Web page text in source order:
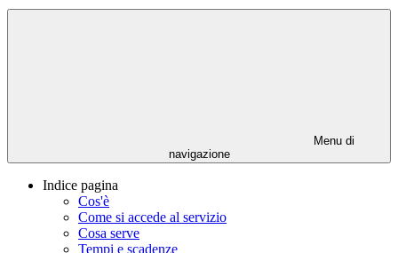
Menu di
navigazione
Indice pagina
Cos'è
Come si accede al servizio
Cosa serve
Tempi e scadenze